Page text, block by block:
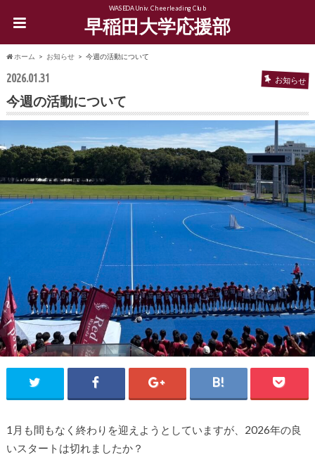
WASEDA Univ. Cheerleading Club
早稲田大学応援部
ホーム お知らせ 今週の活動について
2026.01.31 お知らせ
今週の活動について
1月も間もなく終わりを迎えようとしていますが、2026年の良
いスタートは切れましたか？